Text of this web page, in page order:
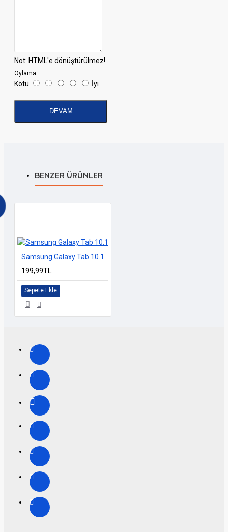
Not: HTML'e dönüştürülmez!
Oylama
Kötü İyi
DEVAM
BENZER ÜRÜNLER
Samsung Galaxy Tab 10.1
199,99TL
Sepete Ekle